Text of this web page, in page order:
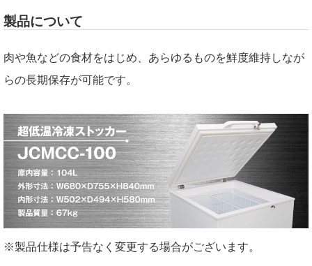
製品について
肉や魚などの食材をはじめ、あらゆるものを鮮度維持しなが
らの長期保存が可能です。
※製品仕様は予告なく変更する場合がございます。